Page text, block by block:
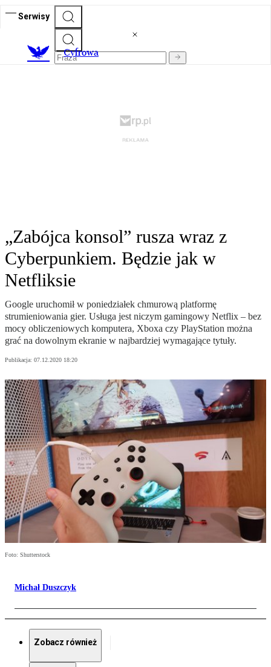
Serwisy
Cyfrowa
„Zabójca konsol” rusza wraz z
Cyberpunkiem. Będzie jak w
Netfliksie
Google uruchomił w poniedziałek chmurową platformę
strumieniowania gier. Usługa jest niczym gamingowy Netflix – bez
mocy obliczeniowych komputera, Xboxa czy PlayStation można
grać na dowolnym ekranie w najbardziej wymagające tytuły.
Publikacja: 07.12.2020 18:20
Foto: Shutterstock
Michał Duszczyk
Zobacz również